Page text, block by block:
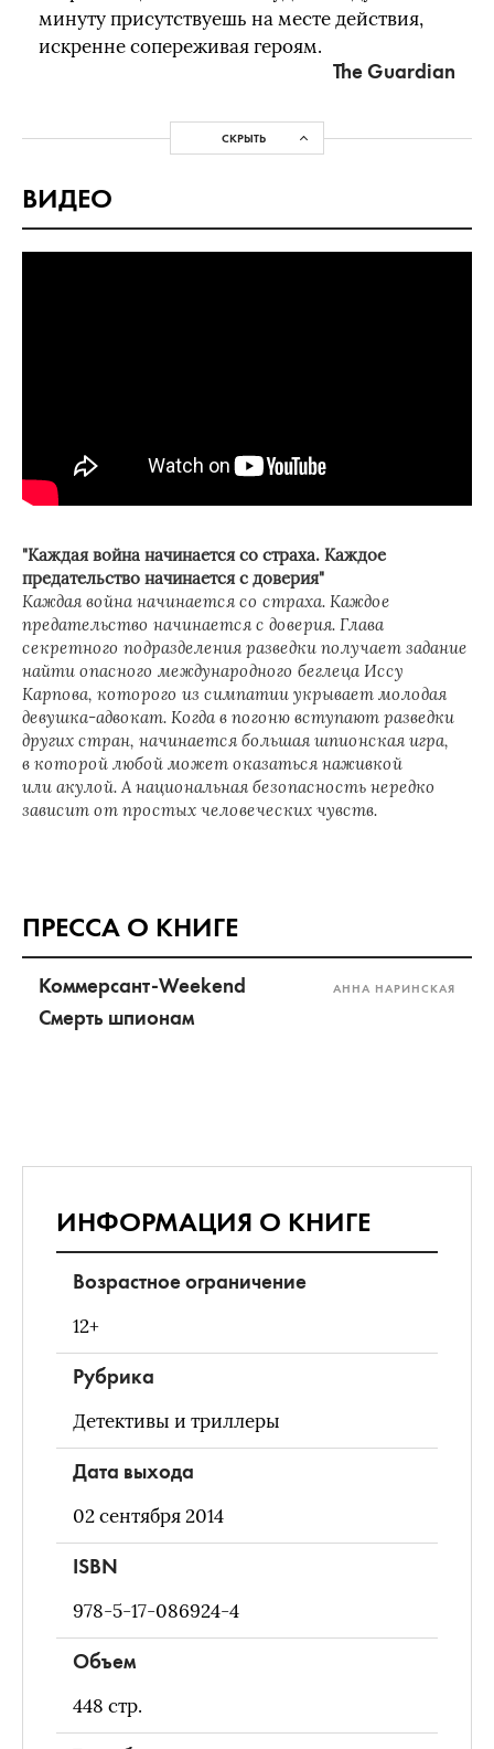
минуту присутствуешь на месте действия,
искренне сопереживая героям.
The Guardian
СКРЫТЬ
ВИДЕО
"Каждая война начинается со страха. Каждое
предательство начинается с доверия"
Каждая война начинается со страха. Каждое
предательство начинается с доверия. Глава
секретного подразделения разведки получает задание
найти опасного международного беглеца Иссу
Карпова, которого из симпатии укрывает молодая
девушка-адвокат. Когда в погоню вступают разведки
других стран, начинается большая шпионская игра,
в которой любой может оказаться наживкой
или акулой. А национальная безопасность нередко
зависит от простых человеческих чувств.
ПРЕССА О КНИГЕ
Коммерсант-Weekend АННА НАРИНСКАЯ
Смерть шпионам
ИНФОРМАЦИЯ О КНИГЕ
Возрастное ограничение
12+
Рубрика
Детективы и триллеры
Дата выхода
02 сентября 2014
ISBN
978-5-17-086924-4
Объем
448 стр.